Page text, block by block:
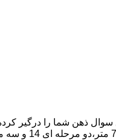
ذهن شما را درگیر